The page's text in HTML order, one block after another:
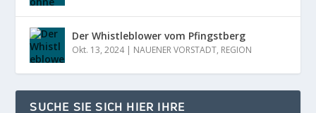
Der Whistleblower vom Pfingstberg
Okt. 13, 2024| NAUENER VORSTADT, REGION
SUCHE SIE SICH HIER IHRE